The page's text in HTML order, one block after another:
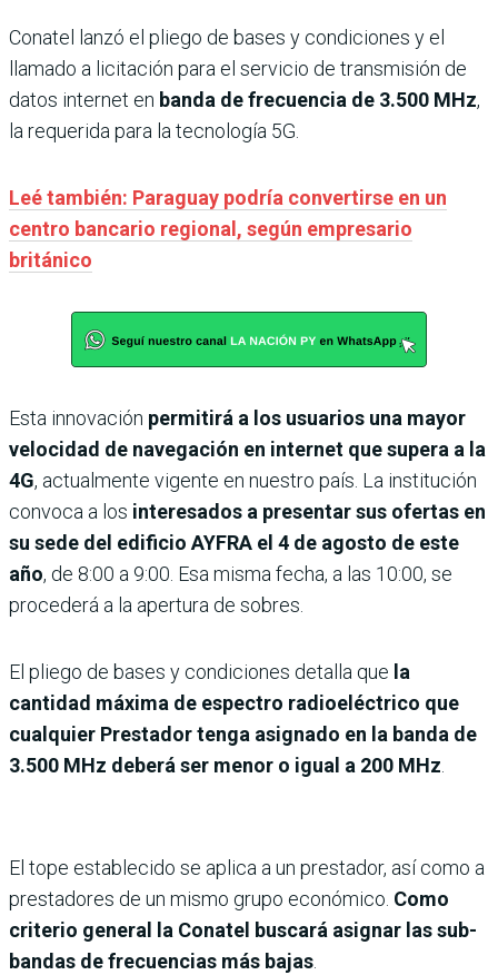
Conatel lanzó el pliego de bases y condiciones y el
llamado a licitación para el servicio de transmisión de
datos internet en banda de frecuencia de 3.500 MHz,
la requerida para la tecnología 5G.
Leé también: Paraguay podría convertirse en un
centro bancario regional, según empresario
británico
Esta innovación permitirá a los usuarios una mayor
velocidad de navegación en internet que supera a la
4G, actualmente vigente en nuestro país. La institución
convoca a los interesados a presentar sus ofertas en
su sede del edificio AYFRA el 4 de agosto de este
año, de 8:00 a 9:00. Esa misma fecha, a las 10:00, se
procederá a la apertura de sobres.
El pliego de bases y condiciones detalla que la
cantidad máxima de espectro radioeléctrico que
cualquier Prestador tenga asignado en la banda de
3.500 MHz deberá ser menor o igual a 200 MHz
El tope establecido se aplica a un prestador, así como a
prestadores de un mismo grupo económico. Como
criterio general la Conatel buscará asignar las sub-
bandas de frecuencias más bajas